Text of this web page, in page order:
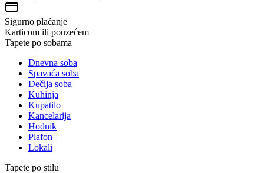
Sigurno plaćanje
Karticom ili pouzećem
Tapete po sobama
Dnevna soba
Spavaća soba
Dečija soba
Kuhinja
Kupatilo
Kancelarija
Hodnik
Plafon
Lokali
Tapete po stilu